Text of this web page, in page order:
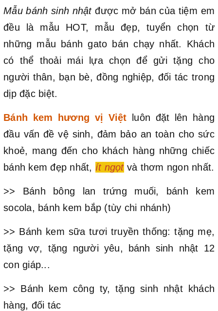
Mẫu bánh sinh nhậtđược mở bán của tiệm em
đều là mẫu HOT, mẫu đẹp, tuyển chọn từ
những mẫu bánh gato bán chạy nhất. Khách
có thể thoải mái lựa chọn để gửi tặng cho
người thân, bạn bè, đồng nghiệp, đối tác trong
dịp đặc biệt.
Bánh kem hương vị Việt luôn đặt lên hàng
đầu vấn đề vệ sinh, đảm bảo an toàn cho sức
khoẻ, mang đến cho khách hàng những chiếc
bánh kem đẹp nhất, ít ngọt và thơm ngon nhất.
>> Bánh bông lan trứng muối, bánh kem
socola, bánh kem bắp (tùy chi nhánh)
>> Bánh kem sữa tươi truyền thống: tặng mẹ,
tặng vợ, tặng người yêu, bánh sinh nhật 12
con giáp...
>> Bánh kem công ty, tặng sinh nhật khách
hàng, đối tác